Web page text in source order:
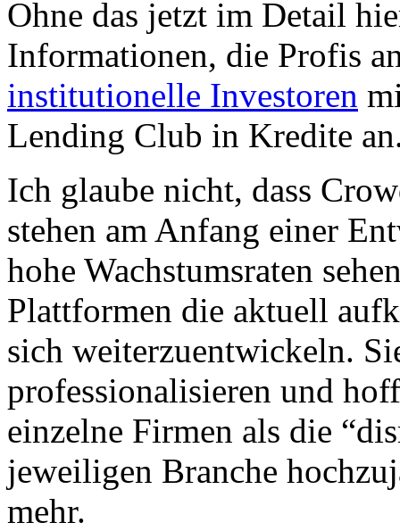
Ohne das jetzt im Detail
Informationen, die Profis
institutionelle Investoren
Lending Club in Kredite
Ich glaube nicht, dass
stehen am Anfang einer
hohe Wachstumsraten
Plattformen die aktuell
sich weiterzuentwickeln.
professionalisieren und
einzelne Firmen als die
jeweiligen Branche
mehr.